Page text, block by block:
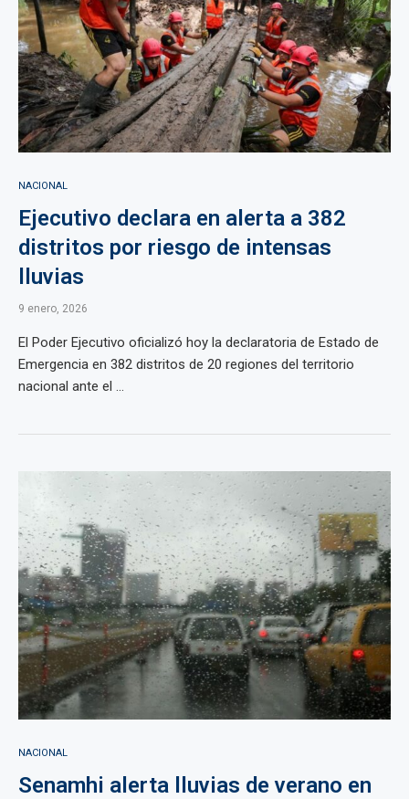
NACIONAL
Ejecutivo declara en alerta a 382
distritos por riesgo de intensas
lluvias
9 enero, 2026
El Poder Ejecutivo oficializó hoy la declaratoria de Estado de
Emergencia en 382 distritos de 20 regiones del territorio
nacional ante el ...
NACIONAL
Senamhi alerta lluvias de verano en